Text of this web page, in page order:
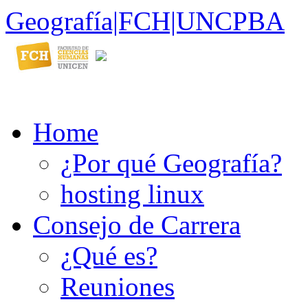
Geografía|FCH|UNCPBA
Home
¿Por qué Geografía?
hosting linux
Consejo de Carrera
¿Qué es?
Reuniones